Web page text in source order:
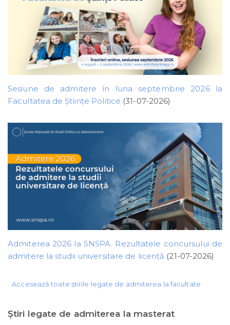
Sesiune de admitere în luna septembrie 2026 la
Facultatea de Științe Politice (31-07-2026)
Admiterea 2026 la SNSPA. Rezultatele concursului de
admitere la studii universitare de licență (21-07-2026)
Accesează toate știrile legate de admiterea la facultate
Ştiri legate de admiterea la masterat